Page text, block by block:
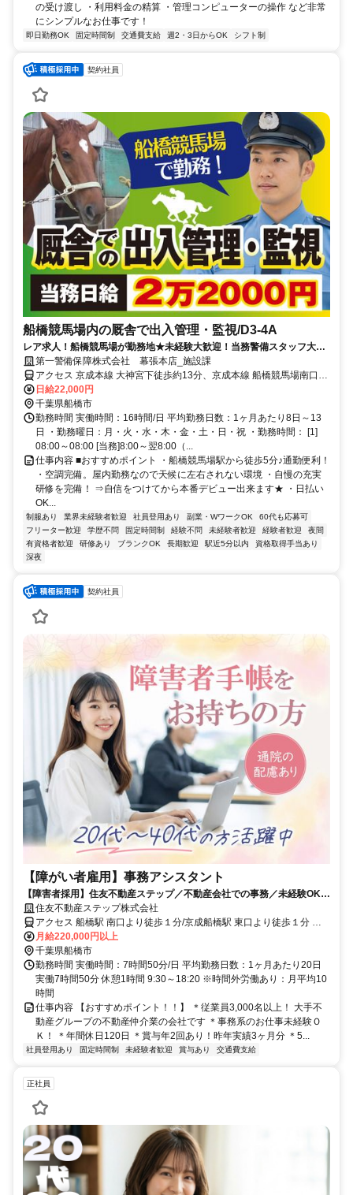
の受け渡し ・利用料金の精算 ・管理コンピューターの操作 など非常
にシンプルなお仕事です！
即日勤務OK 固定時間制 交通費支給 週2・3日からOK シフト制
契約社員
船橋競馬場内の厩舎で出入管理・監視/D3-4A
レア求人！船橋競馬場が勤務地★未経験大歓迎！当務警備スタッフ大募
集！＜高日給2万2000円＞で稼げます！◎事前研修があるので、未経験
の方も大活躍！安心して勤務に臨むことができます。
第一警備保障株式会社 幕張本店_施設課
アクセス 京成本線 大神宮下徒歩約13分、京成本線 船橋競馬場南口徒
歩約20分、ＪＲ京葉線 南船橋北口徒歩約30分 「船橋競馬場駅」徒歩
5分／「南船橋駅」徒歩10分■直行直帰も可！＊幕張本店(「幕張本郷
駅」東口より徒歩3分程度)
日給22,000円
千葉県船橋市
勤務時間 実働時間：16時間/日 平均勤務日数：1ヶ月あたり8日～13
日 ・勤務曜日：月・火・水・木・金・土・日・祝 ・勤務時間： [1]
08:00～08:00 [当務]8:00～翌8:00（...
仕事内容 ■おすすめポイント ・船橋競馬場駅から徒歩5分♪通勤便利！
・空調完備。屋内勤務なので天候に左右されない環境 ・自慢の充実
研修を完備！ ⇒自信をつけてから本番デビュー出来ます★ ・日払い
OK...
制服あり 業界未経験者歓迎 社員登用あり 副業・WワークOK
60代も応募可
フリーター歓迎
学歴不問 固定時間制 経験不問 未経験者歓迎 経験者歓迎
夜間
有資格者歓迎
研修あり ブランクOK 長期歓迎 駅近5分以内
資格取得手当あり
深夜
契約社員
【障がい者雇用】事務アシスタント
【障害者採用】住友不動産ステップ／不動産会社での事務／未経験OK／
賞与2回／船橋
住友不動産ステップ株式会社
アクセス 船橋駅 南口より徒歩１分/京成船橋駅 東口より徒歩１分 ※
転居を伴う転勤無し ※通勤考慮いたします
月給220,000円以上
千葉県船橋市
勤務時間 実働時間：7時間50分/日 平均勤務日数：1ヶ月あたり20日
実働7時間50分 休憩1時間 9:30～18:20 ※時間外労働あり：月平均10
時間
仕事内容 【おすすめポイント！！】 ＊従業員3,000名以上！ 大手不
動産グループの不動産仲介業の会社です ＊事務系のお仕事未経験Ｏ
Ｋ！ ＊年間休日120日 ＊賞与年2回あり！昨年実績3ヶ月分 ＊5...
社員登用あり 固定時間制 未経験者歓迎 賞与あり 交通費支給
正社員